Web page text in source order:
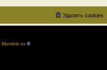
Удалить cookies
Mumble.ru ®